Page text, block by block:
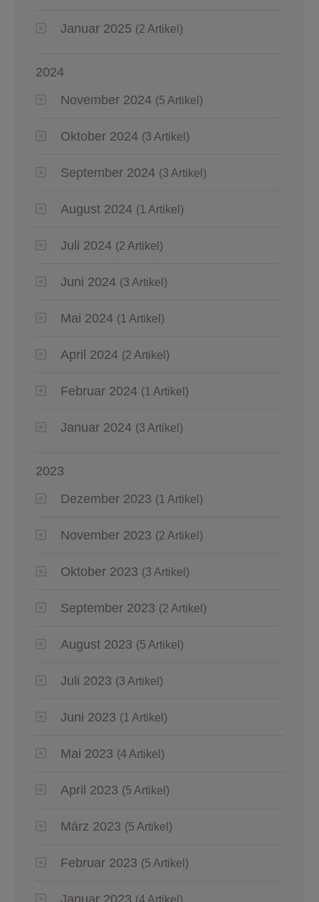
Januar 2025 (2 Artikel)
2024
November 2024 (5 Artikel)
Oktober 2024 (3 Artikel)
September 2024 (3 Artikel)
August 2024 (1 Artikel)
Juli 2024 (2 Artikel)
Juni 2024 (3 Artikel)
Mai 2024 (1 Artikel)
April 2024 (2 Artikel)
Februar 2024 (1 Artikel)
Januar 2024 (3 Artikel)
2023
Dezember 2023 (1 Artikel)
November 2023 (2 Artikel)
Oktober 2023 (3 Artikel)
September 2023 (2 Artikel)
August 2023 (5 Artikel)
Juli 2023 (3 Artikel)
Juni 2023 (1 Artikel)
Mai 2023 (4 Artikel)
April 2023 (5 Artikel)
März 2023 (5 Artikel)
Februar 2023 (5 Artikel)
Januar 2023 (4 Artikel)